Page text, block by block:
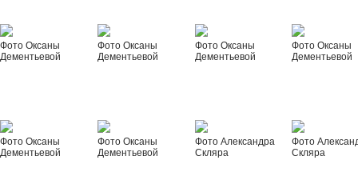
Фото Оксаны
Дементьевой
Фото Оксаны
Дементьевой
Фото Оксаны
Дементьевой
Фото Оксаны
Дементьевой
Фото Оксаны
Дементьевой
Фото Оксаны
Дементьевой
Фото Александра
Скляра
Фото
Скляра